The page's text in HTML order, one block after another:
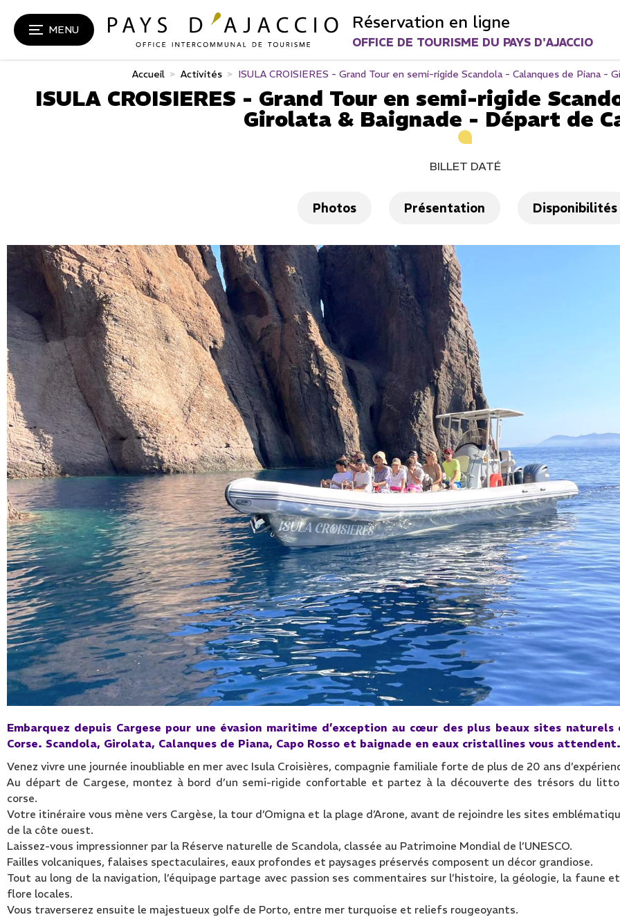
MENU Réservation en ligne
OFFICE DE TOURISME DU PAYS D'AJACCIO
Accueil > Activités > ISULA CROISIERES - Grand Tour en semi-rigide Scandola - Calanques de Piana -
ISULA CROISIERES - Grand Tour en semi-rigide
Girolata & Baignade - Départ de
BILLET DATÉ
Photos Présentation Disponibilités
Embarquez depuis Cargese pour une évasion maritime d’exception au cœur des plus beaux sites naturels
Corse. Scandola, Girolata, Calanques de Piana, Capo Rosso et baignade en eaux cristallines vous attendent.
Venez vivre une journée inoubliable en mer avec Isula Croisières, compagnie familiale forte de plus de 20 ans
Au départ de Cargese, montez à bord d’un semi-rigide confortable et partez à la découverte des trésors du
corse.
Votre itinéraire vous mène vers Cargèse, la tour d’Omigna et la plage d’Arone, avant de rejoindre les sites
de la côte ouest.
Laissez-vous impressionner par la Réserve naturelle de Scandola, classée au Patrimoine Mondial de l’UNESCO.
Failles volcaniques, falaises spectaculaires, eaux profondes et paysages préservés composent un décor grandiose.
Tout au long de la navigation, l’équipage partage avec passion ses commentaires sur l’histoire, la géologie, la faune
flore locales.
Vous traverserez ensuite le majestueux golfe de Porto, entre mer turquoise et reliefs rougeoyants.